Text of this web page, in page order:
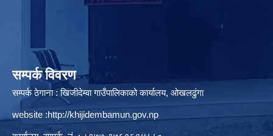
सम्पर्क विवरण
सम्पर्क ठेगाना : खिजीदेम्वा गाउँपालिकाको कार्यालय, ओखलढुंगा
website :http://khijidembamun.gov.np